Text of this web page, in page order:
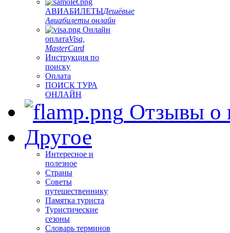
АВИАБИЛЕТЫДешёвые
Авиабилеты онлайн
Онлайн
оплатаVisa,
MasterCard
Инструкция по
поиску
Оплата
ПОИСК ТУРА
ОНЛАЙН
Отзывы о
Другое
Интересное и
полезное
Страны
Советы
путешественнику
Памятка туриста
Туристические
сезоны
Словарь терминов